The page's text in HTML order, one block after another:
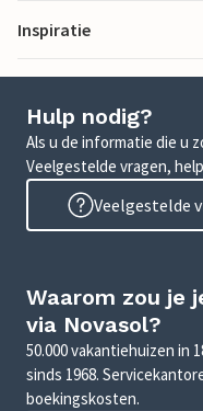
Inspiratie
Hulp nodig?
Als u de informatie die u
Veelgestelde vragen,
Veelgestelde
Waarom zou je
via Novasol?
50.000 vakantiehuizen in
sinds 1968.
boekingskosten.